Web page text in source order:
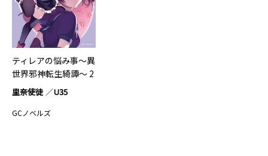
ティレアの悩み事～異
世界邪神転生綺譚～ 2
里奈使徒 U35
GCノベルズ